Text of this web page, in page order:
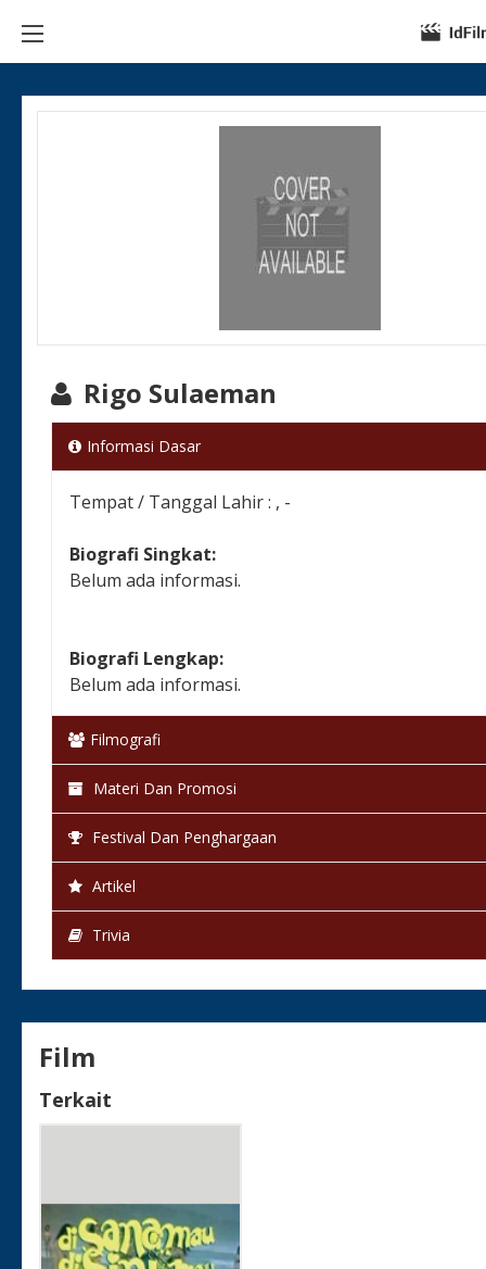
Rigo Sulaeman
Informasi Dasar
Tempat / Tanggal Lahir : , -
Biografi Singkat:
Belum ada informasi.
Biografi Lengkap:
Belum ada informasi.
Filmografi
Materi Dan Promosi
Festival Dan Penghargaan
Artikel
Trivia
Film
Terkait